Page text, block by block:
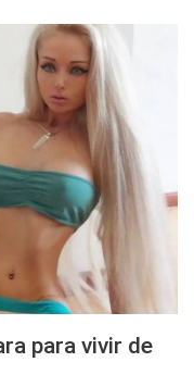
para vivir de